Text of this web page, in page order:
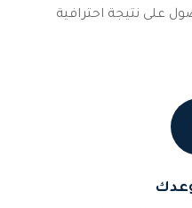
على نتيجة احترافية